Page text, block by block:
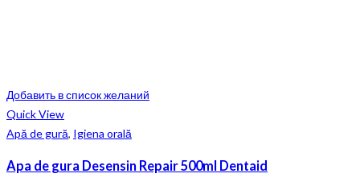
Добавить в список желаний
Quick View
Apă de gură, Igiena orală
Apa de gura Desensin Repair 500ml Dentaid